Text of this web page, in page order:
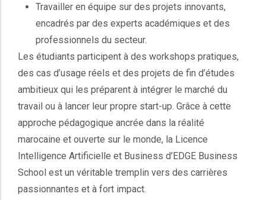
Travailler en équipe sur des projets innovants,
encadrés par des experts académiques et des
professionnels du secteur.
Les étudiants participent à des workshops pratiques,
des cas d’usage réels et des projets de fin d’études
ambitieux qui les préparent à intégrer le marché du
travail ou à lancer leur propre start-up. Grâce à cette
approche pédagogique ancrée dans la réalité
marocaine et ouverte sur le monde, la Licence
Intelligence Artificielle et Business d’EDGE Business
School est un véritable tremplin vers des carrières
passionnantes et à fort impact.